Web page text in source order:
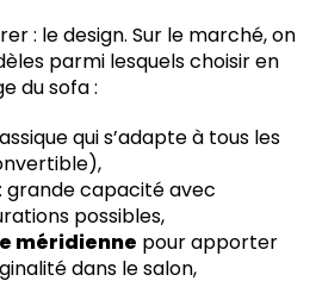
: le design. Sur le marché, on
parmi lesquels choisir en
du sofa :
qui s’adapte à tous les
grande capacité avec
possibles,
méridienne pour apporter
dans le salon,